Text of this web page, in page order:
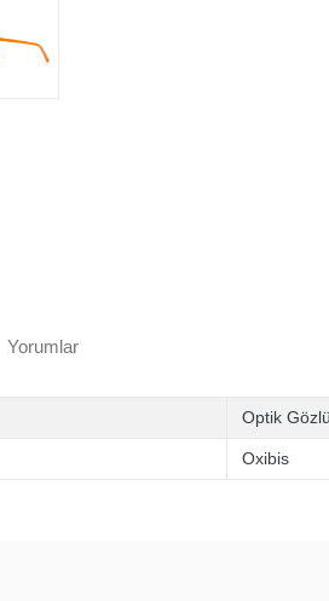
Yorumlar
Optik
Oxibis